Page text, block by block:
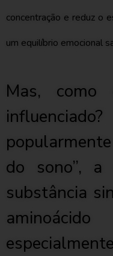
concentração e reduz o
um equilíbrio emocional
Mas,
do sono”, a
substância